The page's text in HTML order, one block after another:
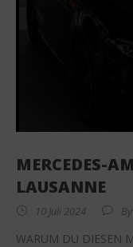
MERCEDES-
LAUSANNE
10 Juli 2024 By
WARUM DU DIESEN